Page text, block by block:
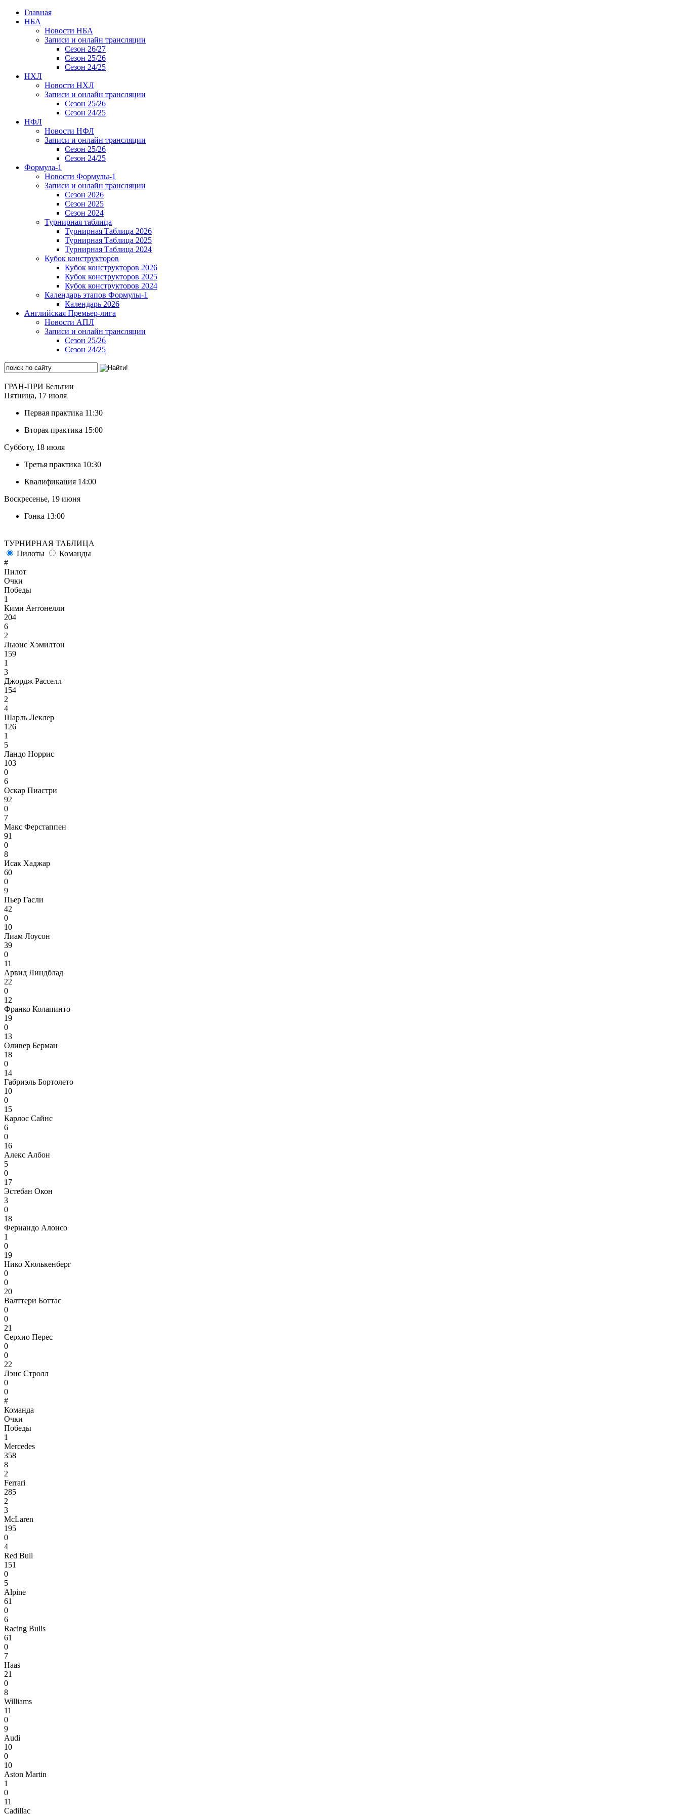
Главная
НБА
Новости НБА
Записи и онлайн трансляции
Сезон 26/27
Сезон 25/26
Сезон 24/25
НХЛ
Новости НХЛ
Записи и онлайн трансляции
Сезон 25/26
Сезон 24/25
НФЛ
Новости НФЛ
Записи и онлайн трансляции
Сезон 25/26
Сезон 24/25
Формула-1
Новости Формулы-1
Записи и онлайн трансляции
Сезон 2026
Сезон 2025
Сезон 2024
Турнирная таблица
Турнирная Таблица 2026
Турнирная Таблица 2025
Турнирная Таблица 2024
Кубок конструкторов
Кубок конструкторов 2026
Кубок конструкторов 2025
Кубок конструкторов 2024
Календарь этапов Формулы-1
Календарь 2026
Английская Премьер-лига
Новости АПЛ
Записи и онлайн трансляции
Сезон 25/26
Сезон 24/25
ГРАН-ПРИ Бельгии
Пятница, 17 июля
Первая практика 11:30
Вторая практика 15:00
Субботу, 18 июля
Третья практика 10:30
Квалификация 14:00
Воскресенье, 19 июня
Гонка 13:00
ТУРНИРНАЯ ТАБЛИЦА
Пилоты
Команды
#
Пилот
Очки
Победы
1
Кими Антонелли
204
6
2
Льюис Хэмилтон
159
1
3
Джордж Расселл
154
2
4
Шарль Леклер
126
1
5
Ландо Норрис
103
0
6
Оскар Пиастри
92
0
7
Макс Ферстаппен
91
0
8
Исак Хаджар
60
0
9
Пьер Гасли
42
0
10
Лиам Лоусон
39
0
11
Арвид Линдблад
22
0
12
Франко Колапинто
19
0
13
Оливер Берман
18
0
14
Габриэль Бортолето
10
0
15
Карлос Сайнс
6
0
16
Алекс Албон
5
0
17
Эстебан Окон
3
0
18
Фернандо Алонсо
1
0
19
Нико Хюлькенберг
0
0
20
Валттери Боттас
0
0
21
Серхио Перес
0
0
22
Лэнс Стролл
0
0
#
Команда
Очки
Победы
1
Mercedes
358
8
2
Ferrari
285
2
3
McLaren
195
0
4
Red Bull
151
0
5
Alpine
61
0
6
Racing Bulls
61
0
7
Haas
21
0
8
Williams
11
0
9
Audi
10
0
10
Aston Martin
1
0
11
Cadillac